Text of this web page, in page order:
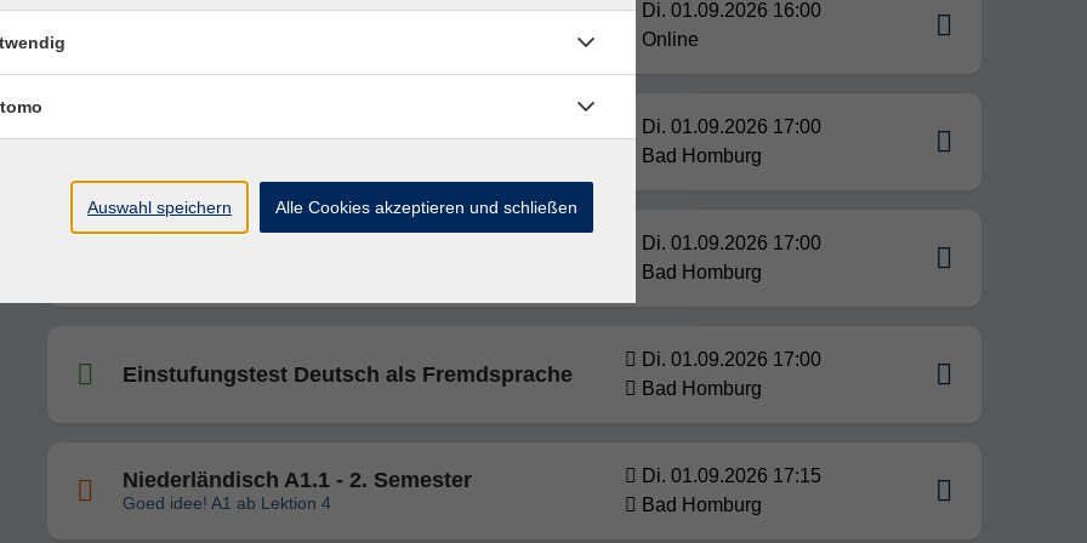
Einführung in die künstliche Intelligenz und
Di. 01.09.2026 16:00
Online
Deutsch B1.1
Di. 01.09.2026 17:00
Bad Homburg
Di. 01.09.2026 17:00
Bad Homburg
Einstufungstest Deutsch als Fremdsprache
Di. 01.09.2026 17:00
Bad Homburg
Niederländisch A1.1 - 2. Semester
Goed idee! A1 ab Lektion 4
Di. 01.09.2026 17:15
Bad Homburg
Auswahl speichern Alle Cookies akzeptieren und schließen